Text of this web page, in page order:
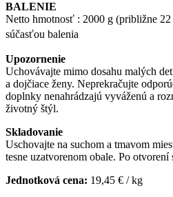
BALENIE
Netto hmotnosť : 2000 g (približne
súčasťou balenia
Upozornenie
Uchovávajte mimo dosahu malých
a dojčiace ženy. Neprekračujte
doplnky nenahrádzajú vyváženú a
životný štýl.
Skladovanie
Uschovajte na suchom a tmavom
tesne uzatvorenom obale. Po otvorení
Jednotková cena: 19,45 € / kg